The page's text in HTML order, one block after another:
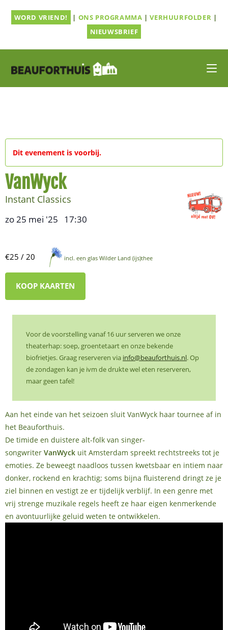
naarWORD VRIEND! | ONS PROGRAMMA |VERHUURFOLDER |
NIEUWSBRIEF
Dit evenement is voorbij.
VanWyck
Instant Classics
zo 25 mei '25 17:30
€25 / 20 incl. een glas Wilder Land (ijs)thee
KOOP KAARTEN
Voor de voorstelling vanaf 16 uur serveren we onze
theaterhap: soep, groentetaart en onze bekende
biofrietjes. Graag reserveren via info@beauforthuis.nl. Op
de zondagen kan je ivm de drukte wel eten reserveren,
maar geen tafel!
Aan het einde van het seizoen sluit VanWyck haar tournee af in
het Beauforthuis.
De timide en duistere alt-folk van singer-
songwriter VanWyck uit Amsterdam spreekt rechtstreeks tot je
emoties. Ze beweegt naadloos tussen kwetsbaar en intiem naar
donker, rockend en krachtig; soms bijna fluisterend dringt ze je
ziel binnen en vestigt ze er tijdelijk verblijf. In een genre met
vrij strenge muzikale regels heeft ze haar eigen kenmerkende
en avontuurlijke geluid weten te ontwikkelen.